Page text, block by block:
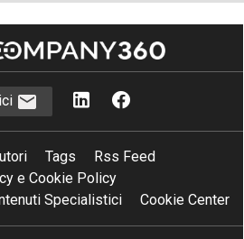
Tags
Rss Feed
e Cookie Policy
Specialistici
Cookie Center